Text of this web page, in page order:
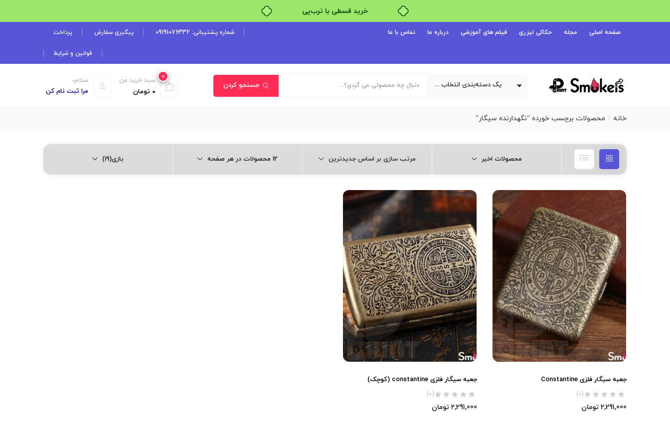
خرید قسطی با ترب‌پی
صفحه اصلی مجله حکاکی لیزری فیلم های آموزشی درباره ما تماس با ما شماره پشتیبانی: 09191076332 پیگیری سفارش پرداخت
قوانین و شرایط
یک دسته‌بندی انتخاب کنید جستجو کردن
سلام،
مرا ثبت نام کن
0
سبد خرید من
0 تومان
خانه محصولات برچسب خورده “نگهدارنده سیگار”
محصولات اخیر مرتب سازی بر اساس جدیدترین 12 محصولات در هر صفحه بازی(19)
جعبه سیگار فلزی Constantine
(0)
2,291,000 تومان
جعبه سیگار فلزی constantine (کوچک)
(0)
2,291,000 تومان